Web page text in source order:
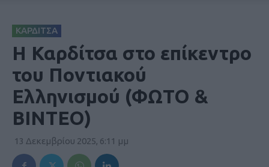
ΚΑΡΔΙΤΣΑ
Η Καρδίτσα στο επίκεντρο
του Ποντιακού
Ελληνισμού (ΦΩΤΟ &
BINTEO)
13 Δεκεμβρίου 2025, 6:11 μμ